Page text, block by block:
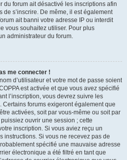
du forum ait désactivé les inscriptions afin
de s’inscrire. De même, il est également
ait banni votre adresse IP ou interdit
vous souhaitez utiliser. Pour plus
administrateur du forum.
me connecter !
d’utilisateur et votre mot de passe soient
est activée et que vous avez spécifié
l’inscription, vous devrez suivre les
forums exigeront également que
activées, soit par vous-même ou soit par
ouvrir une session ; cette
inscription. Si vous aviez reçu un
instructions. Si vous ne recevez pas de
spécifié une mauvaise adresse
électronique a été filtré en tant que